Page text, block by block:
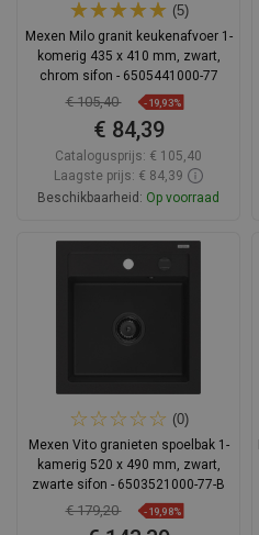
(5)
Mexen Milo granit keukenafvoer 1-
komerig 435 x 410 mm, zwart,
chrom sifon - 6505441000-77
€ 105,40 -19,93%
€ 84,39
Catalogusprijs: € 105,40
Laagste prijs: € 84,39
Beschikbaarheid: Op voorraad
In winkelwagen
favorite_border
(0)
Mexen Vito granieten spoelbak 1-
kamerig 520 x 490 mm, zwart,
zwarte sifon - 6503521000-77-B
€ 179,20 -19,98%